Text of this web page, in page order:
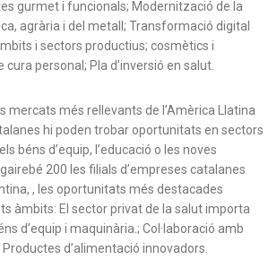
gurmet i funcionals; Modernització de la
agrària i del metall; Transformació digital
i sectors productius; cosmètics i
personal; Pla d’inversió en salut.
mercats més rellevants de l’Amèrica Llatina
hi poden trobar oportunitats en sectors
béns d’equip, l’educació o les noves
200 les filials d’empreses catalanes
, les oportunitats més destacades
àmbits: El sector privat de la salut importa
d’equip i maquinària.; Col·laboració amb
d’alimentació innovadors.